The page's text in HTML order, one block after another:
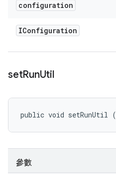
configuration
IConfiguration
setRunUtil
public void setRunUtil (
參數